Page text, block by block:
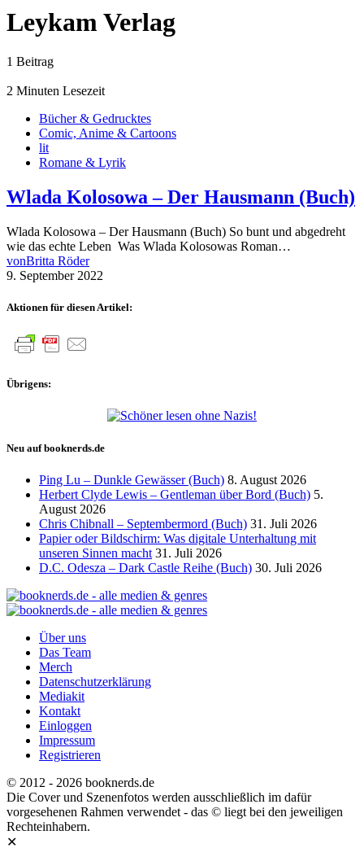
Leykam Verlag
1 Beitrag
2 Minuten Lesezeit
Bücher & Gedrucktes
Comic, Anime & Cartoons
lit
Romane & Lyrik
Wlada Kolosowa – Der Hausmann (Buch)
Wlada Kolosowa – Der Hausmann (Buch) So bunt und abgedreht
wie das echte Leben Was Wlada Kolosowas Roman…
vonBritta Röder
9. September 2022
Aktionen für diesen Artikel:
Übrigens:
Neu auf booknerds.de
Ping Lu – Dunkle Gewässer (Buch) 8. August 2026
Herbert Clyde Lewis – Gentleman über Bord (Buch) 5.
August 2026
Chris Chibnall – Septembermord (Buch) 31. Juli 2026
Papier oder Bildschirm: Was digitale Unterhaltung mit
unseren Sinnen macht 31. Juli 2026
D.C. Odesza – Dark Castle Reihe (Buch) 30. Juli 2026
Über uns
Das Team
Merch
Datenschutzerklärung
Mediakit
Kontakt
Einloggen
Impressum
Registrieren
© 2012 - 2026 booknerds.de
Die Cover und Szenenfotos werden ausschließlich im dafür
vorgesehenen Rahmen verwendet - das © liegt bei den jeweiligen
Rechteinhabern.
✕